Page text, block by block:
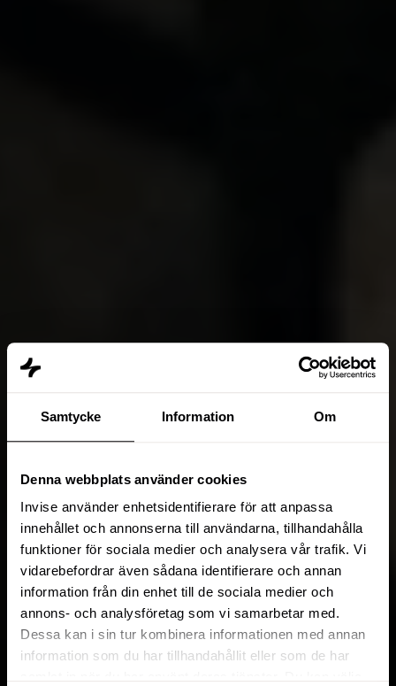
Samtycke Information Om
Denna webbplats använder cookies
Invise använder enhetsidentifierare för att anpassa
innehållet och annonserna till användarna, tillhandahålla
funktioner för sociala medier och analysera vår trafik. Vi
vidarebefordrar även sådana identifierare och annan
information från din enhet till de sociala medier och
annons- och analysföretag som vi samarbetar med.
Dessa kan i sin tur kombinera informationen med annan
information som du har tillhandahållit eller som de har